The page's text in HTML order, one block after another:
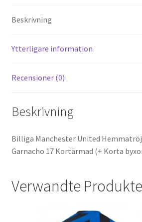
es di
t
k
Beskrivning
Ytterligare information
Recensioner (0)
Beskrivning
Billiga Manchester United
Garnacho 17 Kortärmad (+ Korta
Verwandte Produkte